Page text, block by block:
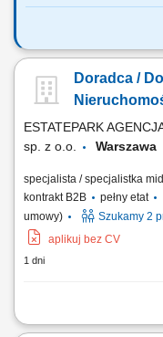
Na tym stanowisku
geodezyjno-prawnych,
Opracowywanie wniosków
Doradca /
ESTATEPARK
sp. z o.o.
specjalista / specjalistka
kontrakt B2B
pełny etat
umowy)
Szukamy 2
aplikuj bez CV
1 dni
Kompleksowa obsługa